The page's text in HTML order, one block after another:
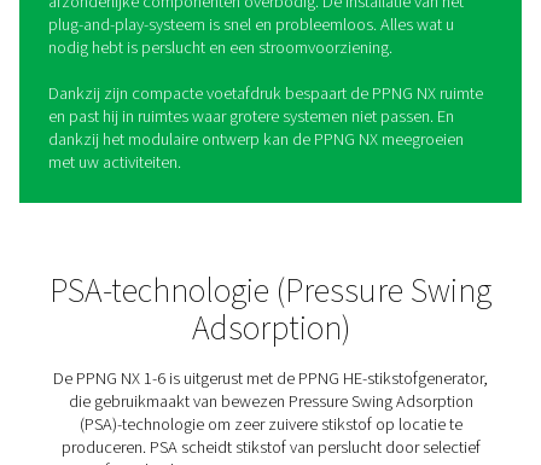
PPNG NX 1-6 Hogedruk-
stikstofopwekkingssysteem
lasersnijden
De PPNG NX1-6 is het stikstofopwekkingssysteem op
is ontworpen voor lasersnijden. Hij levert een
stikstoftoevoer met de juiste druk, zuiverheid en hoge
gaskwaliteit om de laserkop te beschermen en
resultaten te garanderen, zelfs bij hoge